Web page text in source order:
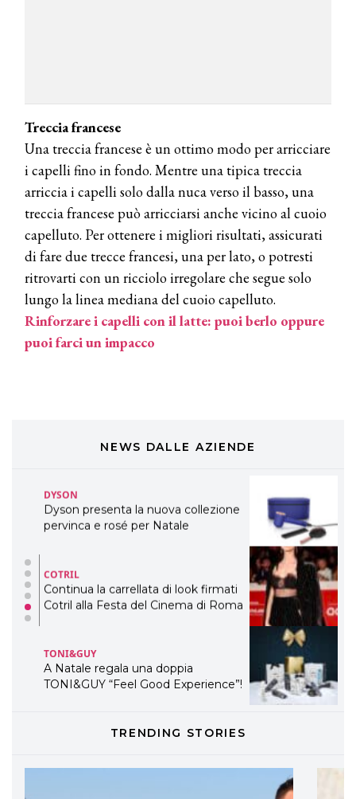
Treccia francese
Una treccia francese è un ottimo modo per arricciare
i capelli fino in fondo. Mentre una tipica treccia
arriccia i capelli solo dalla nuca verso il basso, una
treccia francese può arricciarsi anche vicino al cuoio
capelluto. Per ottenere i migliori risultati, assicurati
di fare due trecce francesi, una per lato, o potresti
ritrovarti con un ricciolo irregolare che segue solo
lungo la linea mediana del cuoio capelluto.
Rinforzare i capelli con il latte: puoi berlo oppure
puoi farci un impacco
NEWS DALLE AZIENDE
Cotril alla Festa del Cinema di Roma
TONI&GUY
A Natale regala una doppia
TONI&GUY “Feel Good Experience”!
TONI&GUY
LABEL.M lancia la sua innovativa ed
eco-sostenibile linea di prodotti
professionali
DAVINES
Davines presenta cofanetti beauty
WELLNESS CONGRESS 2022: I
DYSON
Dyson presenta la nuova collezione
pervinca e rosé per Natale
COTRIL
Continua la carrellata di look firmati
Cotril alla Festa del Cinema di Roma
TONI&GUY
A Natale regala una doppia
TONI&GUY “Feel Good Experience”!
LABEL.M lancia la sua innovativa ed
professionali
TRENDING STORIES